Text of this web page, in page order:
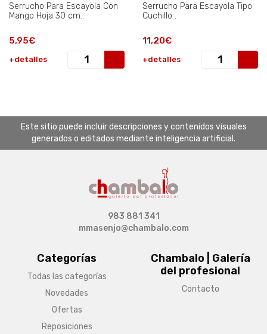
Serrucho Para Escayola Con
Mango Hoja 30 cm..
5,95€
+detalles
Serrucho Para Escayola Tipo
Cuchillo .
11,20€
+detalles
Este sitio puede incluir descripciones y contenidos visuales
generados o editados mediante inteligencia artificial.
Categorías
Todas las categorías
Novedades
Ofertas
Reposiciones
Chambalo | Galería
del profesional
Contacto
983 881 341
mmasenjo@chambalo.com